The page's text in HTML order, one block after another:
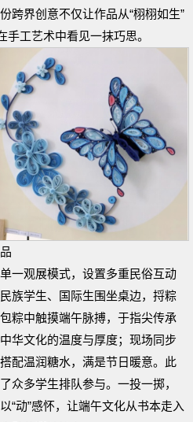
跨界创意不仅让作品从“栩栩如生”
手工艺术中看见一抹巧思。
一观展模式，设置多重民俗互动
族学生、国际生围坐桌边，捋粽
粽中触摸端午脉搏，于指尖传承
华文化的温度与厚度；现场同步
配温润糖水，满是节日暖意。此
众多学生排队参与。一投一掷，
“动”感怀，让端午文化从书本走入